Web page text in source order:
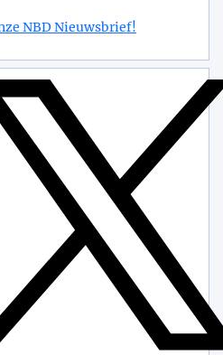
NBD Nieuwsbrief!